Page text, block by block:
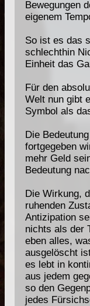
Bewegungen
eigenem
So ist es das
schlechthin
Einheit das
Für den
Welt nun gibt
Symbol als
Die
fortgegeben
mehr Geld
Bedeutung
Die Wirkung,
ruhenden
Antizipation
nichts als der
eben alles,
ausgelöscht
es lebt in
aus jedem
so den
jedes